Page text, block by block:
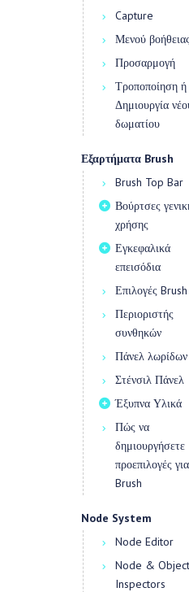
Capture
Μενού βοήθειας
Προσαρμογή
Τροποποίηση ή
Δημιουργία
δωματίου
Εξαρτήματα Brush
Brush Top Bar
Βούρτσες
χρήσης
Εγκεφαλικά
επεισόδια
Επιλογές Brush
Περιοριστής
συνθηκών
Πάνελ λωρίδων
Στένσιλ Πάνελ
Έξυπνα Υλικά
Πώς να
δημιουργήσετε
προεπιλογές
Brush
Node System
Node Editor
Node & Object
Inspectors